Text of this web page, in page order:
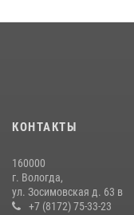
взаимодействие по
В ВОЛОГДЕ
ОТКАЗЫВАВШЕГОСЯ
КОНТАКТЫ
160000
г. Вологда,
ул. Зосимовская д. 63 в
+7 (8172) 75-33-23